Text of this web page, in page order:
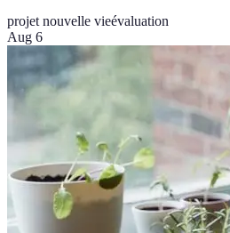
projet nouvelle vieévaluation
Aug 6